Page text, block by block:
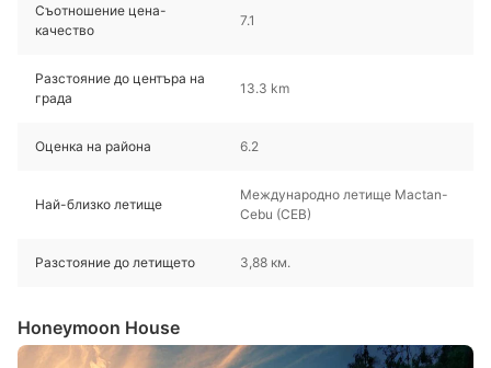
Съотношение цена-
качество
7.1
Разстояние до центъра на
града
13.3 km
Оценка на района 6.2
Най-близко летище
Международно летище Mactan-
Cebu (CEB)
Разстояние до летището 3,88 км.
Honeymoon House